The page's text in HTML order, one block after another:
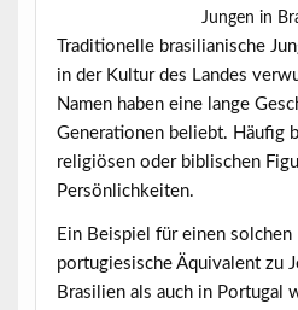
Jungen in
Traditionelle brasilianische
in der Kultur des Landes
Namen haben eine lange
Generationen beliebt. Häufig
religiösen oder biblischen
Persönlichkeiten.
Ein Beispiel für einen solchen
portugiesische Äquivalent zu
Brasilien als auch in Portugal